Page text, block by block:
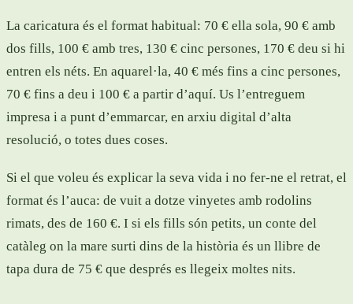
La caricatura és el format habitual: 70 € ella sola, 90 € amb
dos fills, 100 € amb tres, 130 € cinc persones, 170 € deu si hi
entren els néts. En aquarel·la, 40 € més fins a cinc persones,
70 € fins a deu i 100 € a partir d’aquí. Us l’entreguem
impresa i a punt d’emmarcar, en arxiu digital d’alta
resolució, o totes dues coses.
Si el que voleu és explicar la seva vida i no fer-ne el retrat, el
format és l’auca: de vuit a dotze vinyetes amb rodolins
rimats, des de 160 €. I si els fills són petits, un conte del
catàleg on la mare surti dins de la història és un llibre de
tapa dura de 75 € que després es llegeix moltes nits.